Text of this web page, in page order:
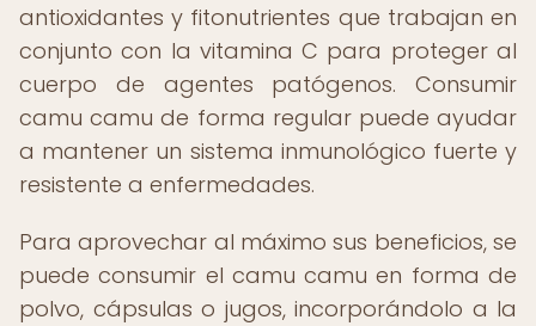
antioxidantes y fitonutrientes que trabajan en
conjunto con la vitamina C para proteger al
cuerpo de agentes patógenos. Consumir
camu camu de forma regular puede ayudar
a mantener un sistema inmunológico fuerte y
resistente a enfermedades.
Para aprovechar al máximo sus beneficios, se
puede consumir el camu camu en forma de
polvo, cápsulas o jugos, incorporándolo a la